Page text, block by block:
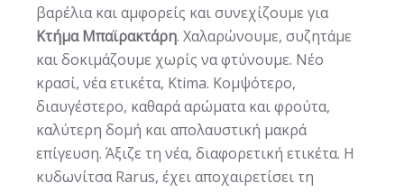
βαρέλια και αμφορείς και συνεχίζουμε για
Κτήμα Μπαϊρακτάρη. Χαλαρώνουμε, συζητάμε
και δοκιμάζουμε χωρίς να φτύνουμε. Νέο
κρασί, νέα ετικέτα, Ktima. Κομψότερο,
διαυγέστερο, καθαρά αρώματα και φρούτα,
καλύτερη δομή και απολαυστική μακρά
επίγευση. Άξιζε τη νέα, διαφορετική ετικέτα. Η
κυδωνίτσα Rarus, έχει αποχαιρετίσει τη